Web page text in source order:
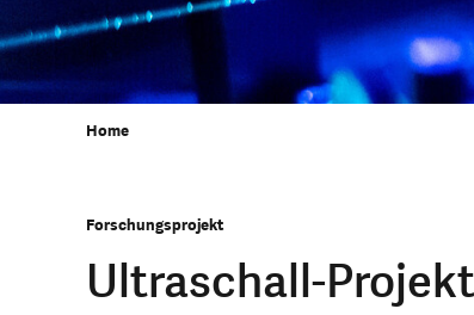
Home
Forschungsprojekt
Ultraschall-